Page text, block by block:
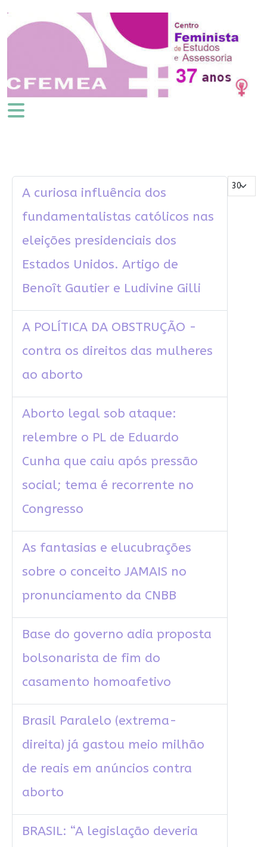
Mostrar #
A curiosa influência dos
fundamentalistas católicos nas
eleições presidenciais dos
Estados Unidos. Artigo de
Benoît Gautier e Ludivine Gilli
A POLÍTICA DA OBSTRUÇÃO -
contra os direitos das mulheres
ao aborto
Aborto legal sob ataque:
relembre o PL de Eduardo
Cunha que caiu após pressão
social; tema é recorrente no
Congresso
As fantasias e elucubrações
sobre o conceito JAMAIS no
pronunciamento da CNBB
Base do governo adia proposta
bolsonarista de fim do
casamento homoafetivo
Brasil Paralelo (extrema-
direita) já gastou meio milhão
de reais em anúncios contra
aborto
BRASIL: “A legislação deveria